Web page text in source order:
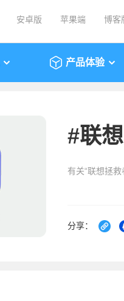
安卓版 苹果端 博客
产品体验
#联
有关“联想拯
分享：